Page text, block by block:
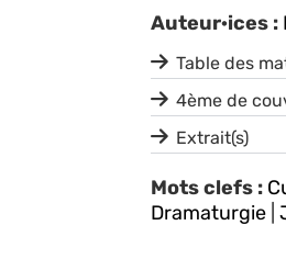
Auteur·ices :
Table des
4ème de
Extrait(s)
Mots clefs :
Dramaturgie|